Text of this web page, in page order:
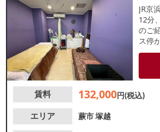
JR京
12分
のご
ス停
好！
なビ
など
食程
賃料 132,000円(税込)
エリア
蕨市塚越